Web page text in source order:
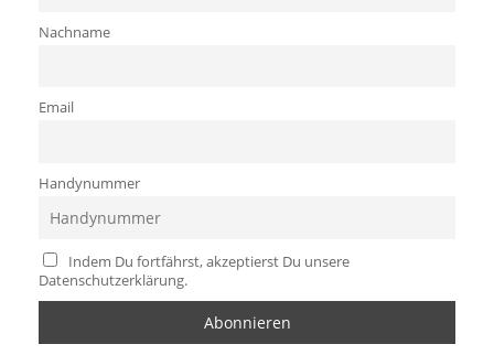
Nachname
Email
Handynummer
Indem Du fortfährst, akzeptierst Du unsere
Datenschutzerklärung.